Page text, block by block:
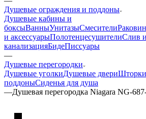
Душевые ограждения и поддоны
Душевые кабины и
боксыВанныУнитазыСмесители
и аксессуарыПолотенцесушителиСлив и
канализацияБидеПиссуары
—
Душевые перегородки
Душевые уголкиДушевые двери
поддоныСиденья для душа
—Душевая перегородка Niagara NG-